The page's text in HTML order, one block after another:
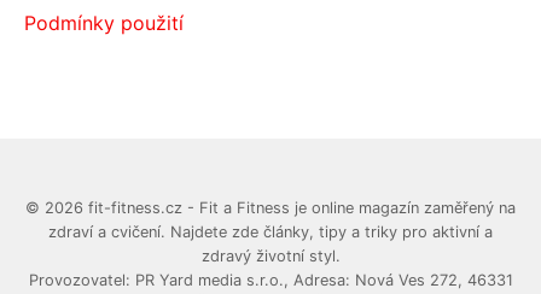
Podmínky použití
© 2026 fit-fitness.cz - Fit a Fitness je online magazín zaměřený na
zdraví a cvičení. Najdete zde články, tipy a triky pro aktivní a
zdravý životní styl.
Provozovatel: PR Yard media s.r.o., Adresa: Nová Ves 272, 46331